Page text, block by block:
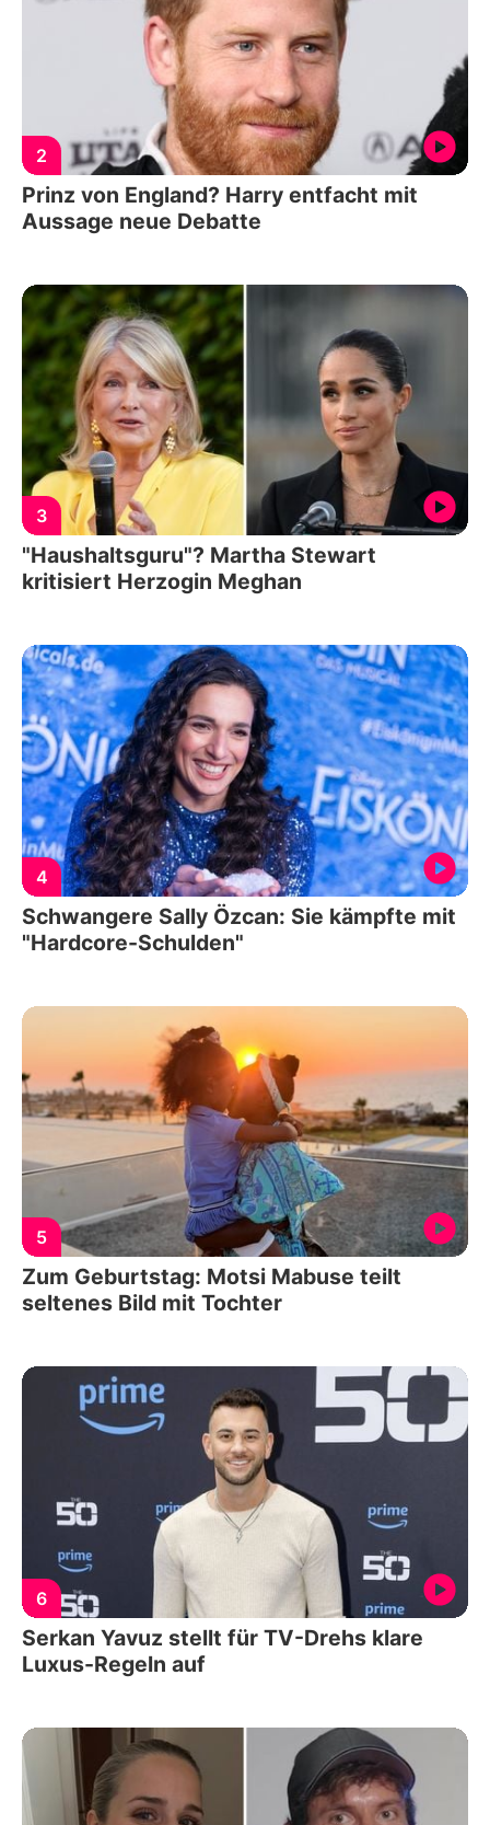
2
Prinz von England? Harry entfacht mit
Aussage neue Debatte
3
"Haushaltsguru"? Martha Stewart
kritisiert Herzogin Meghan
4
Schwangere Sally Özcan: Sie kämpfte mit
"Hardcore-Schulden"
5
Zum Geburtstag: Motsi Mabuse teilt
seltenes Bild mit Tochter
6
Serkan Yavuz stellt für TV-Drehs klare
Luxus-Regeln auf